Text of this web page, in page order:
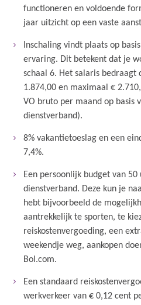
functioneren en voldoende
jaar uitzicht op een vaste
Inschaling vindt plaats op
ervaring. Dit betekent dat je
schaal 6. Het salaris bedraagt
1.874,00 en maximaal €
VO bruto per maand op basis
dienstverband).
8% vakantietoeslag en een
7,4%.
Een persoonlijk budget van
dienstverband. Deze kun je
hebt bijvoorbeeld de
aantrekkelijk te sporten, te
reiskostenvergoeding, een
weekendje weg, aankopen
Bol.com.
Een standaard
werkverkeer van € 0,12 cent